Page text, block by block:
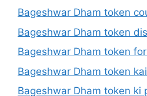
Bageshwar Dham token
Bageshwar Dham token
Bageshwar Dham token
Bageshwar Dham token
Bageshwar Dham token ki